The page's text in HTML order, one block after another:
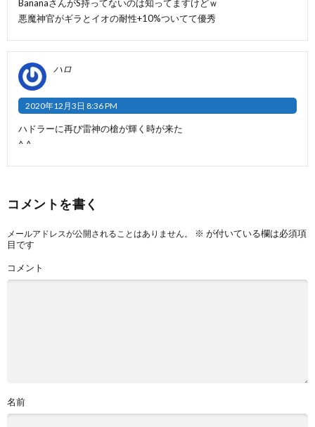
BananaさんがS持ってないのは知ってますけどｗ
悪魔神官がギラとイオの耐性+10%ついてて優秀
ハロ
2020年12月3日 8:36 PM
ハドラーに再び雷神の槍が輝く時が来た
^ ^
コメントを書く
メールアドレスが公開されることはありません。 ※ が付いている欄は必須項
目です
コメント
名前